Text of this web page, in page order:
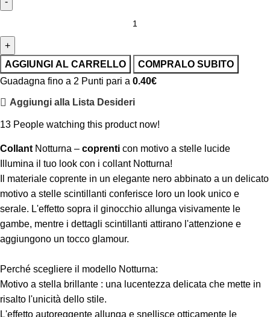
AGGIUNGI AL CARRELLO
COMPRALO SUBITO
Guadagna fino a 2 Punti pari a 0.40€
Aggiungi alla Lista Desideri
13 People watching this product now!
Collant Notturna – coprenti con motivo a stelle lucide
Illumina il tuo look con i collant Notturna!
Il materiale coprente in un elegante nero abbinato a un delicato
motivo a stelle scintillanti conferisce loro un look unico e
serale. L'effetto sopra il ginocchio allunga visivamente le
gambe, mentre i dettagli scintillanti attirano l'attenzione e
aggiungono un tocco glamour.
Perché scegliere il modello Notturna:
Motivo a stella brillante : una lucentezza delicata che mette in
risalto l'unicità dello stile.
L'effetto autoreggente allunga e snellisce otticamente le